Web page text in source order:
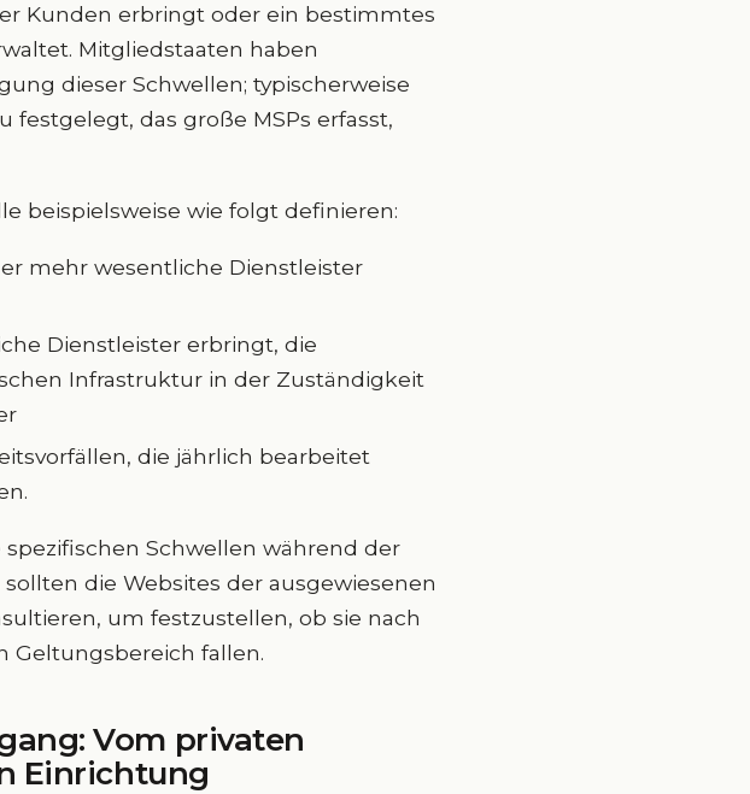
Kunden erbringt oder ein bestimmtes
Mitgliedstaaten haben
dieser Schwellen; typischerweise
festgelegt, das große MSPs erfasst,
beispielsweise wie folgt definieren:
mehr wesentliche Dienstleister
Dienstleister erbringt, die
Infrastruktur in der Zuständigkeit
die jährlich bearbeitet
Schwellen während der
sollten die Websites der ausgewiesenen
um festzustellen, ob sie nach
Geltungsbereich fallen.
Vom privaten
Einrichtung